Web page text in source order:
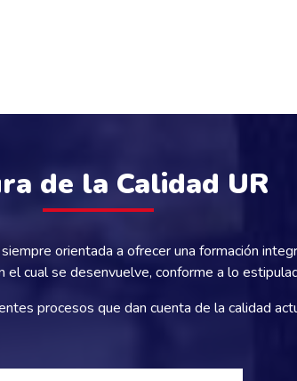
de la Calidad UR
orientada a ofrecer una formación
cual se desenvuelve, conforme a lo
procesos que dan cuenta de la calidad